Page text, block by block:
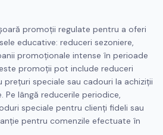
promoții regulate pentru a oferi
educative: reduceri sezoniere,
promoționale intense în perioade
promoții pot include reduceri
speciale sau cadouri la achiziții
Pe lângă reducerile periodice,
speciale pentru clienți fideli sau
pentru comenzile efectuate în